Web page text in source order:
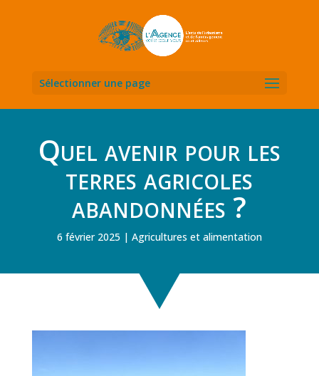
Sélectionner une page
Quel avenir pour les
terres agricoles
abandonnées ?
6 février 2025 Agricultures et alimentation